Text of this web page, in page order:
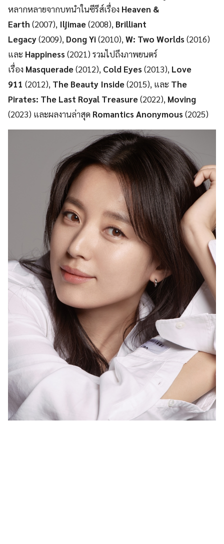
หลากหลายจากบทนำในซีรีส์เรื่อง Heaven &
Earth (2007), Iljimae(2008), Brilliant
Legacy(2009), Dong Yi(2010), W: Two Worlds(2016)
และ Happiness(2021) รวมไปถึงภาพยนตร์
เรื่อง Masquerade(2012), Cold Eyes(2013), Love
911 (2012), The Beauty Inside(2015), และ The
Pirates: The Last Royal Treasure(2022), Moving
(2023) และผลงานล่าสุด Romantics Anonymous(2025)